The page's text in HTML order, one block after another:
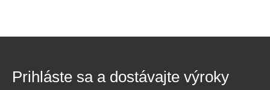
Prihláste sa a dostávajte výroky